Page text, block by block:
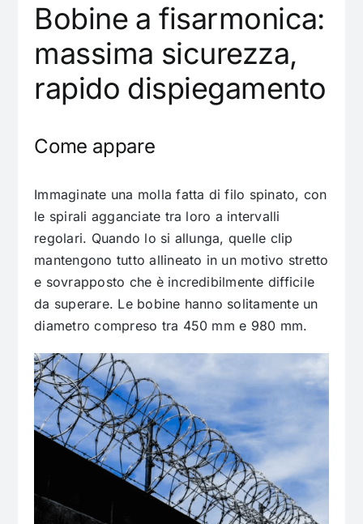
Bobine a fisarmonica:
massima sicurezza,
rapido dispiegamento
Come appare
Immaginate una molla fatta di filo spinato, con
le spirali agganciate tra loro a intervalli
regolari. Quando lo si allunga, quelle clip
mantengono tutto allineato in un motivo stretto
e sovrapposto che è incredibilmente difficile
da superare. Le bobine hanno solitamente un
diametro compreso tra 450 mm e 980 mm.